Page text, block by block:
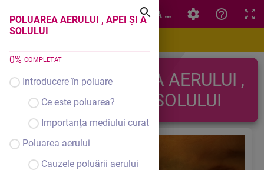
POLUAREA AERULUI , APEI ȘI A
SOLULUI
0% COMPLETAT
Introducere în poluare
Ce este poluarea?
Importanța mediului curat
Poluarea aerului
Cauzele poluării aerului
POLUAREA AERULUI , APEI ȘI A SOLULUI
POLUAREA AERULUI ,
APEI ȘI A SOLULUI